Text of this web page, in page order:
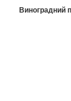
Виноградний